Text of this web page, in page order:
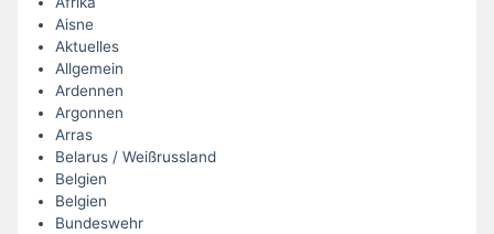
Aisne
Aktuelles
Allgemein
Ardennen
Argonnen
Arras
Belarus / Weißrussland
Belgien
Belgien
Bundeswehr